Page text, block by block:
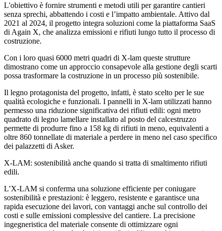
L'obiettivo è fornire strumenti e metodi utili per garantire cantieri
senza sprechi, abbattendo i costi e l’impatto ambientale. Attivo dal
2021 al 2024, il progetto integra soluzioni come la piattaforma SaaS
di Again X, che analizza emissioni e rifiuti lungo tutto il processo di
costruzione.
Con i loro quasi 6000 metri quadri di X-lam queste strutture
dimostrano come un approccio consapevole alla gestione degli scarti
possa trasformare la costruzione in un processo più sostenibile.
Il legno protagonista del progetto, infatti, è stato scelto per le sue
qualità ecologiche e funzionali. I pannelli in X-lam utilizzati hanno
permesso una riduzione significativa dei rifiuti edili: ogni metro
quadrato di legno lamellare installato al posto del calcestruzzo
permette di produrre fino a 158 kg di rifiuti in meno, equivalenti a
oltre 860 tonnellate di materiale a perdere in meno nel caso specifico
dei palazzetti di Asker.
X-LAM: sostenibilità anche quando si tratta di smaltimento rifiuti
edili.
L’X-LAM si conferma una soluzione efficiente per coniugare
sostenibilità e prestazioni: è leggero, resistente e garantisce una
rapida esecuzione dei lavori, con vantaggi anche sul controllo dei
costi e sulle emissioni complessive del cantiere. La precisione
ingegneristica del materiale consente di ottimizzare ogni